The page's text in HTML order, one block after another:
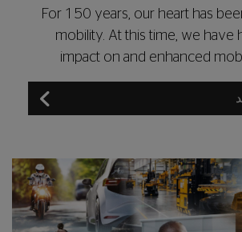
For 150 years, our heart has
mobility. At this time, we have
impact on and enhanced